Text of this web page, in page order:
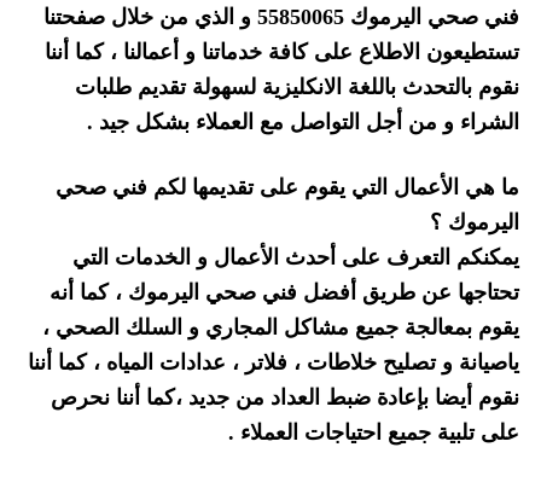
فني صحي اليرموك 55850065 و الذي من خلال صفحتنا
تستطيعون الاطلاع على كافة خدماتنا و أعمالنا ، كما أننا
نقوم بالتحدث باللغة الانكليزية لسهولة تقديم طلبات
الشراء و من أجل التواصل مع العملاء بشكل جيد .
ما هي الأعمال التي يقوم على تقديمها لكم فني صحي
اليرموك ؟
يمكنكم التعرف على أحدث الأعمال و الخدمات التي
تحتاجها عن طريق أفضل فني صحي اليرموك ، كما أنه
يقوم بمعالجة جميع مشاكل المجاري و السلك الصحي ،
ياصيانة و تصليح خلاطات ، فلاتر ، عدادات المياه ، كما أننا
نقوم أيضا بإعادة ضبط العداد من جديد ،كما أننا نحرص
على تلبية جميع احتياجات العملاء .